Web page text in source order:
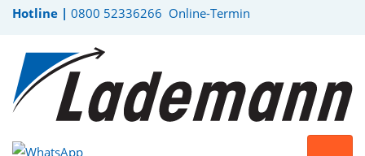
Hotline | 0800 52336266 Online-Termin